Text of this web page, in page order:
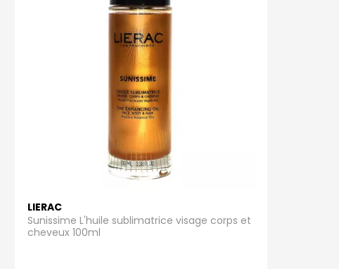
LIERAC
Sunissime L'huile sublimatrice visage corps et
cheveux 100ml